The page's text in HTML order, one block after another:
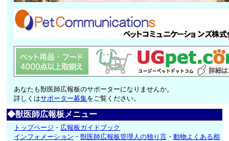
あなたも獣医師広報板のサポーターになりませんか。
詳しくはサポーター募集をご覧ください。
◆獣医師広報板メニュー
トップページ ・ 広報板ガイドブック
インフォメーション ・獣医師広報板管理人の独り言 ・動物よくある相